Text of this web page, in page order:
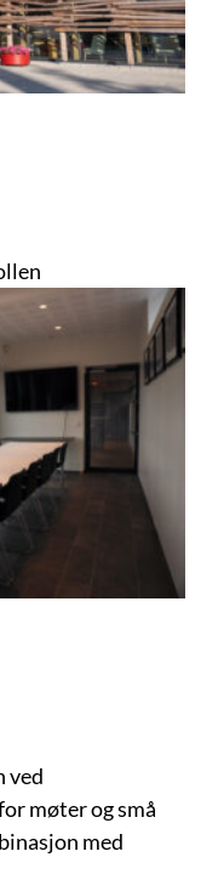
ved
møter og små
med